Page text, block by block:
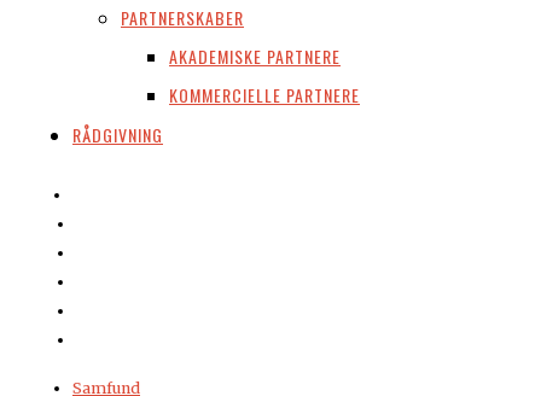
PARTNERSKABER
AKADEMISKE PARTNERE
KOMMERCIELLE PARTNERE
RÅDGIVNING
Samfund